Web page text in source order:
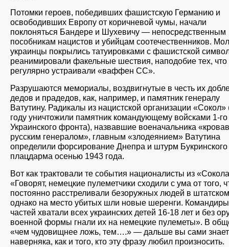
Потомки героев, победивших фашистскую Германию и
освободивших Европу от коричневой чумы, начали
поклоняться Бандере и Шухевичу — непосредственным
пособникам нацистов и убийцам соотечественников.
украинцы покрылись татуировками с фашистской
реанимировали факельные шествия, наподобие тех, что
регулярно устраивали «ваффен СС».
Разрушаются мемориалы, воздвигнутые в честь их
дедов и прадедов, как, например, и памятник генералу
Ватутину. Радикалы из нацистской организации «Сокол»
году уничтожили памятник командующему войсками 1-го
Украинского фронта), назвавшие военачальника
русским генералом», главным «злодеянием» Ватутина
определили форсирование Днепра и штурм Букринского
плацдарма осенью 1943 года.
Вот как трактовали те события националисты из
«Говорят, немецкие пулеметчики сходили с ума от того,
постоянно расстреливали безоружных людей в
однако на место убитых шли новые шеренги. Командиры
частей хватали всех украинских детей 16-18 лет и без
военной формы гнали их на немецкие пулеметы». В
«чем чудовищнее ложь, тем….» — дальше вы сами
наверняка, как и того, кто эту фразу любил произносить.